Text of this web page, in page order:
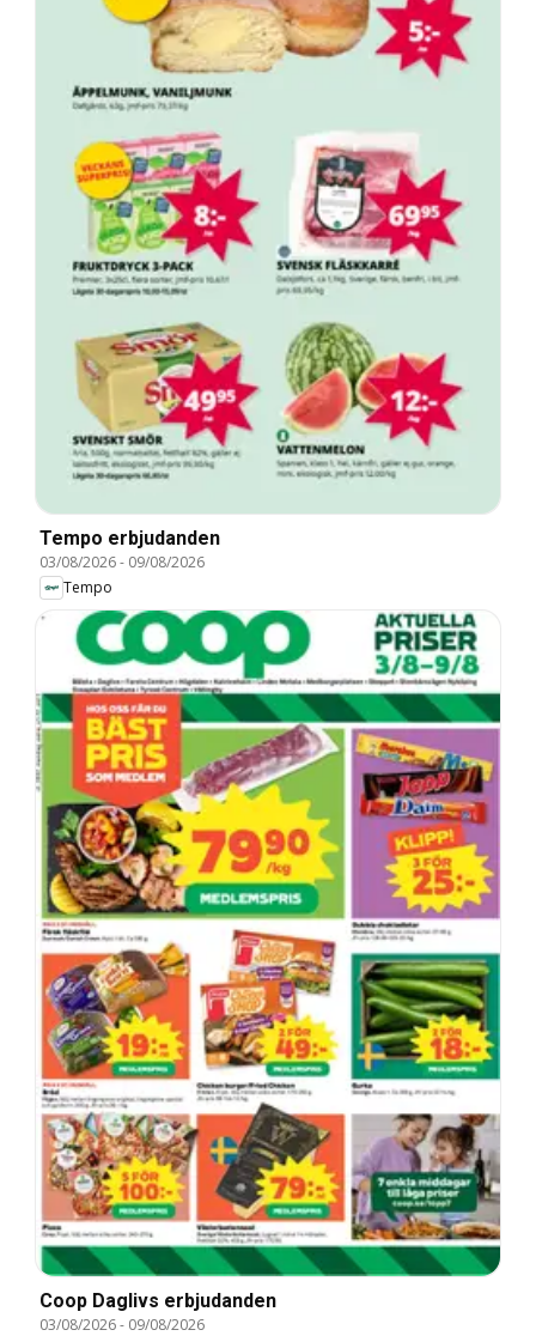
Tempo erbjudanden
03/08/2026- 09/08/2026
Tempo
Coop Daglivs erbjudanden
03/08/2026- 09/08/2026